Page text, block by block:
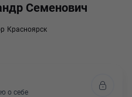
Семенович
Красноярск
о себе